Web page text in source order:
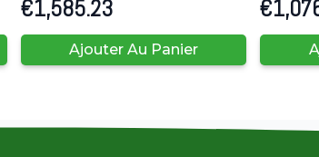
€1,585.23
Ajouter Au Panier
€